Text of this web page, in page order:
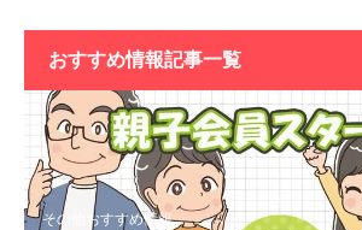
おすすめ情報記事一覧
その他おすすめ情報